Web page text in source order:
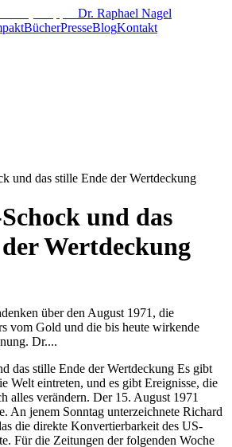
Dr. Raphael Nagel
BücherPresseBlogKontakt
und das stille Ende der Wertdeckung
und das
Wertdeckung
über den August 1971, die
vom Gold und die bis heute wirkende
Dr....
Ein Haufen bedrucktes Papier. Der Wert, den alle an ihm festhielten, war eine Vereinbarung. Als diese Vereinbarung zerbrach, blieb physisch nichts übrig. Man neigt dazu, diese Fälle als Ausnahmen zu betrachten, als exotische Episoden einer anderen Welt. Das ist ein Irrtum. Die Hyperinflation ist nicht das Gegenteil der schleichenden Entwertung, sie ist ihr logisches Ende. Zwischen zwei Prozent Realverlust pro Jahr und einer Währungsreform steht kein kategorischer Unterschied, sondern ein Unterschied des Tempos. Wer den Nixon-Schock begriffen hat, begreift auch, dass die monetäre Ordnung des Westens seit 1971 auf einer Annahme beruht, die in der Geschichte bemerkenswert oft widerlegt wurde: dass Vertrauen nicht endet. Dr. Raphael Nagel (LL.M.) weigert sich in seinem Text, diese Episoden als Randphänomene zu behandeln. Für ihn sind sie Lehrstücke, weil sie in verdichteter Form zeigen, was über lange Zeiträume auch in stabilen Ordnungen geschieht. Die Langsamkeit westeuropäischer Entwertung ist kein Widerspruch zur argentinischen Erfahrung. Sie ist dieselbe Mechanik in moderaterer Dosierung. ## Der negative Realzins und die europäische Mittelschicht Für den europäischen Sparer und den Mittelstand hat dieser Befund besondere Schärfe. Die kontinentaleuropäische Kultur der Vorsorge hat sich historisch auf Sparbücher, Lebensversicherungen, Bausparverträge und festverzinsliche Papiere gestützt. Diese Instrumente sind alle nominal. Sie lauten auf Geld, und sie zahlen Geld aus. Wenn Geld strukturell verliert, verlieren sie mit. Der Begriff des negativen Realzinses fasst diese Lage in einer einzigen Formel. Wenn der Zinssatz einer Anlage unter der Inflationsrate liegt, verliert der Sparer real, auch wenn er nominal gewinnt. Ein Prozent Zinsen bei drei Prozent Inflation bedeutet zwei Prozent Realverlust pro Jahr. Das ist die stille Enteignung. Sie trifft nicht die Vermögenden, deren Kapital in Sachwerten, Unternehmen und Land gebunden ist, sondern jene, die der Maxime folgten, nichts zu riskieren. Es ist eine Ironie von historischem Gewicht: Die vorsichtigsten Bürger werden in einem ungedeckten Geldsystem am härtesten bestraft. Der Mittelstand, der in den vergangenen Jahrzehnten die Säule der europäischen Wirtschaft bildete, ist dieser Logik doppelt ausgesetzt. Seine Betriebe leiden unter steigenden Input-Kosten, seine privaten Rücklagen leiden unter schleichender Entwertung. Wer in beiden Dimensionen nominal plant, plant in einer Einheit, die sich selbst verflüchtigt. ## Was nach dem Versprechen bleibt Nagels Argument in SUBSTANZ geht an dieser Stelle über die Diagnose hinaus. Die eigentliche Frage ist nicht, ob das Geldsystem seit 1971 mangelhaft ist. Die Frage ist, was ein Mensch, eine Familie, ein Unternehmen mit dieser Erkenntnis anfängt. Die Antwort, die sich durch das gesamte Buch zieht, lautet: Man hält Dinge. Nicht Ansprüche auf Dinge, nicht Derivate von Dingen, nicht digitale Repräsentationen von Dingen, sondern die Dinge selbst. Land, Stein, limitierte physische Objekte mit dokumentierter Geschichte. Diese Antwort ist nicht romantisch, sondern historisch. Die reichsten Familien Europas haben ihren Reichtum nie in Bargeld gehalten. Die Palazzi am Canal Grande, die Ländereien, die Kunstsammlungen, die Unternehmensbeteiligungen sind keine Spekulationen, sondern Bekenntnisse zu einer bestimmten Logik von Wert. Diese Logik existierte vor 1971 und hat die Entkopplung des Dollars vom Gold überdauert, weil sie nicht von monetären Vereinbarungen abhängt, sondern von physischer Knappheit und nicht kopierbarer Geschichte. Es wäre falsch, aus dieser Analyse einen pauschalen Verzicht auf das moderne Finanzsystem abzuleiten. Geld bleibt, wie Nagel betont, ein unübertroffenes Tauschmittel und ein praktischer kurzfristiger Puffer. Nur als langfristiger Wertträger versagt es. Die Unterscheidung zwischen Funktion und Funktion ist wesentlich. Wer sie begreift, trennt Liquidität von Vermögen, Zahlungsmittel von Substanz, Gegenwart von Generation. ## Der Nixon-Schock als fortdauerndes Ereignis Vielleicht ist der tiefste Gedanke dieses Kapitels, dass der Nixon-Schock kein abgeschlossenes historisches Ereignis ist, sondern ein fortwirkender Zustand. Jeder Tag, an dem Zentralbanken expandieren, jeder Moment, in dem Staatsschulden jede Rückzahlungsperspektive übersteigen, jede Phase, in der Realzinsen politisch unter der Inflation gehalten werden, ist eine Fortsetzung des 15. August 1971. Das System hat sich seitdem nicht verändert, es hat sich nur ausdifferenziert. Wer in diesem Licht liest, versteht auch, warum die Debatten um Kryptowährungen, ETFs und Diversifikationsstrategien so oft an der Substanz vorbeigehen. Sie bewegen sich alle innerhalb eines Systems, dessen Grundannahme dieselbe bleibt: dass Papier und Pixel Wert tragen können, wenn nur die Vereinbarung stabil ist. Dr. Raphael Nagel (LL.M.) bestreitet diese Grundannahme nicht aus Ideologie, sondern aus Erfahrung. Seine Beobachtung, dass die Menschen, die wirklich reich bleiben, Dinge besitzen, ist keine Formel, sondern ein Befund aus Jahrzehnten der Anschauung. Der Nixon-Schock verdient in der kollektiven Erinnerung Europas einen prominenteren Platz, als er bislang einnimmt. Nicht als Kuriosum der amerikanischen Wirtschaftsgeschichte, sondern als Schwelle, die eine gesamte Zivilisation überschritten hat, ohne es zu bemerken. Seit jenem Sommertag 1971 lebt der Westen in einer monetären Ordnung, deren Anker nicht mehr eine Ressource ist, sondern ein Versprechen. Versprechen haben in der Geschichte der Staaten eine begrenzte Halbwertszeit. Das ist keine politische Aussage, es ist eine Beobachtung. In seiner Abrechnung mit dem Abstrakten lädt Dr. Raphael Nagel (LL.M.) den Leser ein, die eigene Vermögensarchitektur nicht aus der Logik des nominalen Denkens zu entwerfen, sondern aus der Logik der Substanz. Das bedeutet nicht, das Geldsystem zu verlassen, denn das ist niemandem möglich. Es bedeutet, die eigenen langfristigen Entscheidungen nicht denselben Voraussetzungen zu unterwerfen wie die kurzfristigen. Wer diesen Unterschied verstanden hat, hat den Nixon-Schock verstanden. Und wer den Nixon-Schock verstanden hat, trifft andere Entscheidungen als jener, der ihn nur als historische Fußnote kennt. Das Versprechen dauert,